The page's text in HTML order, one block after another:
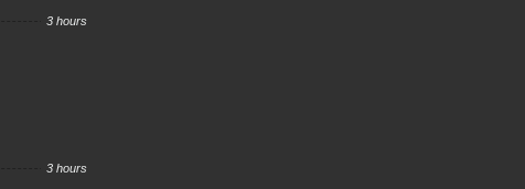
3 hours
3 hours